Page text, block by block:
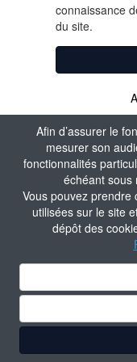
Afin d’assurer le
mesurer son
fonctionnalités
échéant sous
Vous pouvez prendre
utilisées sur le site
dépôt des
connaissance
du site.